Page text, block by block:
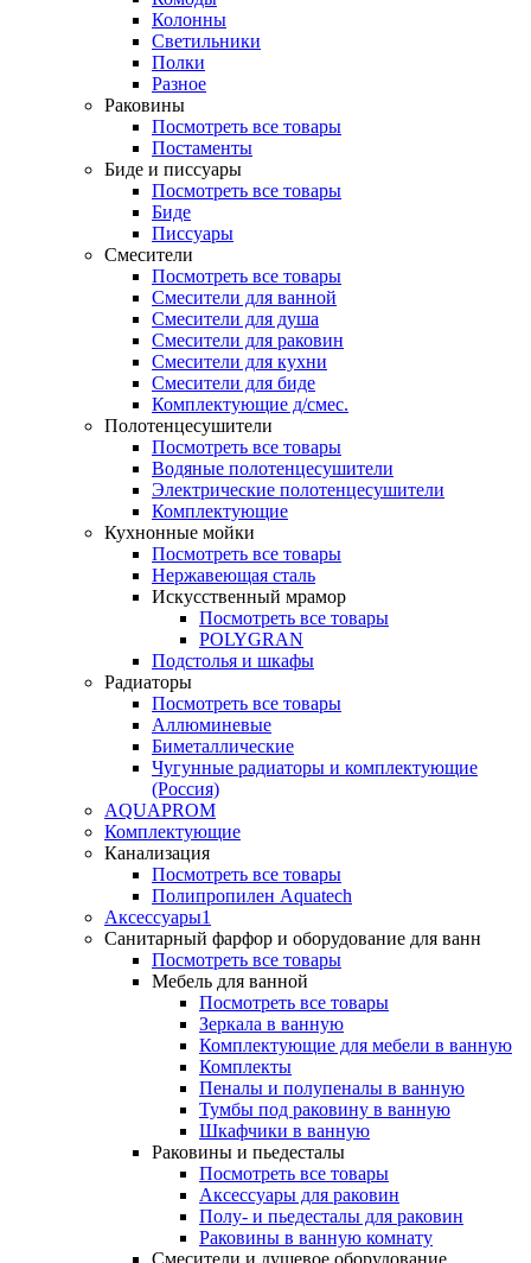
Колонны
Светильники
Полки
Разное
Раковины
Посмотреть все товары
Постаменты
Биде и писсуары
Посмотреть все товары
Биде
Писсуары
Смесители
Посмотреть все товары
Смесители для ванной
Смесители для душа
Смесители для раковин
Смесители для кухни
Смесители для биде
Комплектующие д/смес.
Полотенцесушители
Посмотреть все товары
Водяные полотенцесушители
Электрические полотенцесушители
Комплектующие
Кухнонные мойки
Посмотреть все товары
Нержавеющая сталь
Искусственный мрамор
Посмотреть все товары
POLYGRAN
Подстолья и шкафы
Радиаторы
Посмотреть все товары
Аллюминевые
Биметаллические
Чугунные радиаторы и комплектующие
(Россия)
AQUAPROM
Комплектующие
Канализация
Посмотреть все товары
Полипропилен Aquatech
Аксессуары1
Санитарный фарфор и оборудование для ванн
Посмотреть все товары
Мебель для ванной
Посмотреть все товары
Зеркала в ванную
Комплектующие для мебели в ванную
Комплекты
Пеналы и полупеналы в ванную
Тумбы под раковину в ванную
Шкафчики в ванную
Раковины и пьедесталы
Посмотреть все товары
Аксессуары для раковин
Полу- и пьедесталы для раковин
Раковины в ванную комнату
Смесители и душевое оборудование